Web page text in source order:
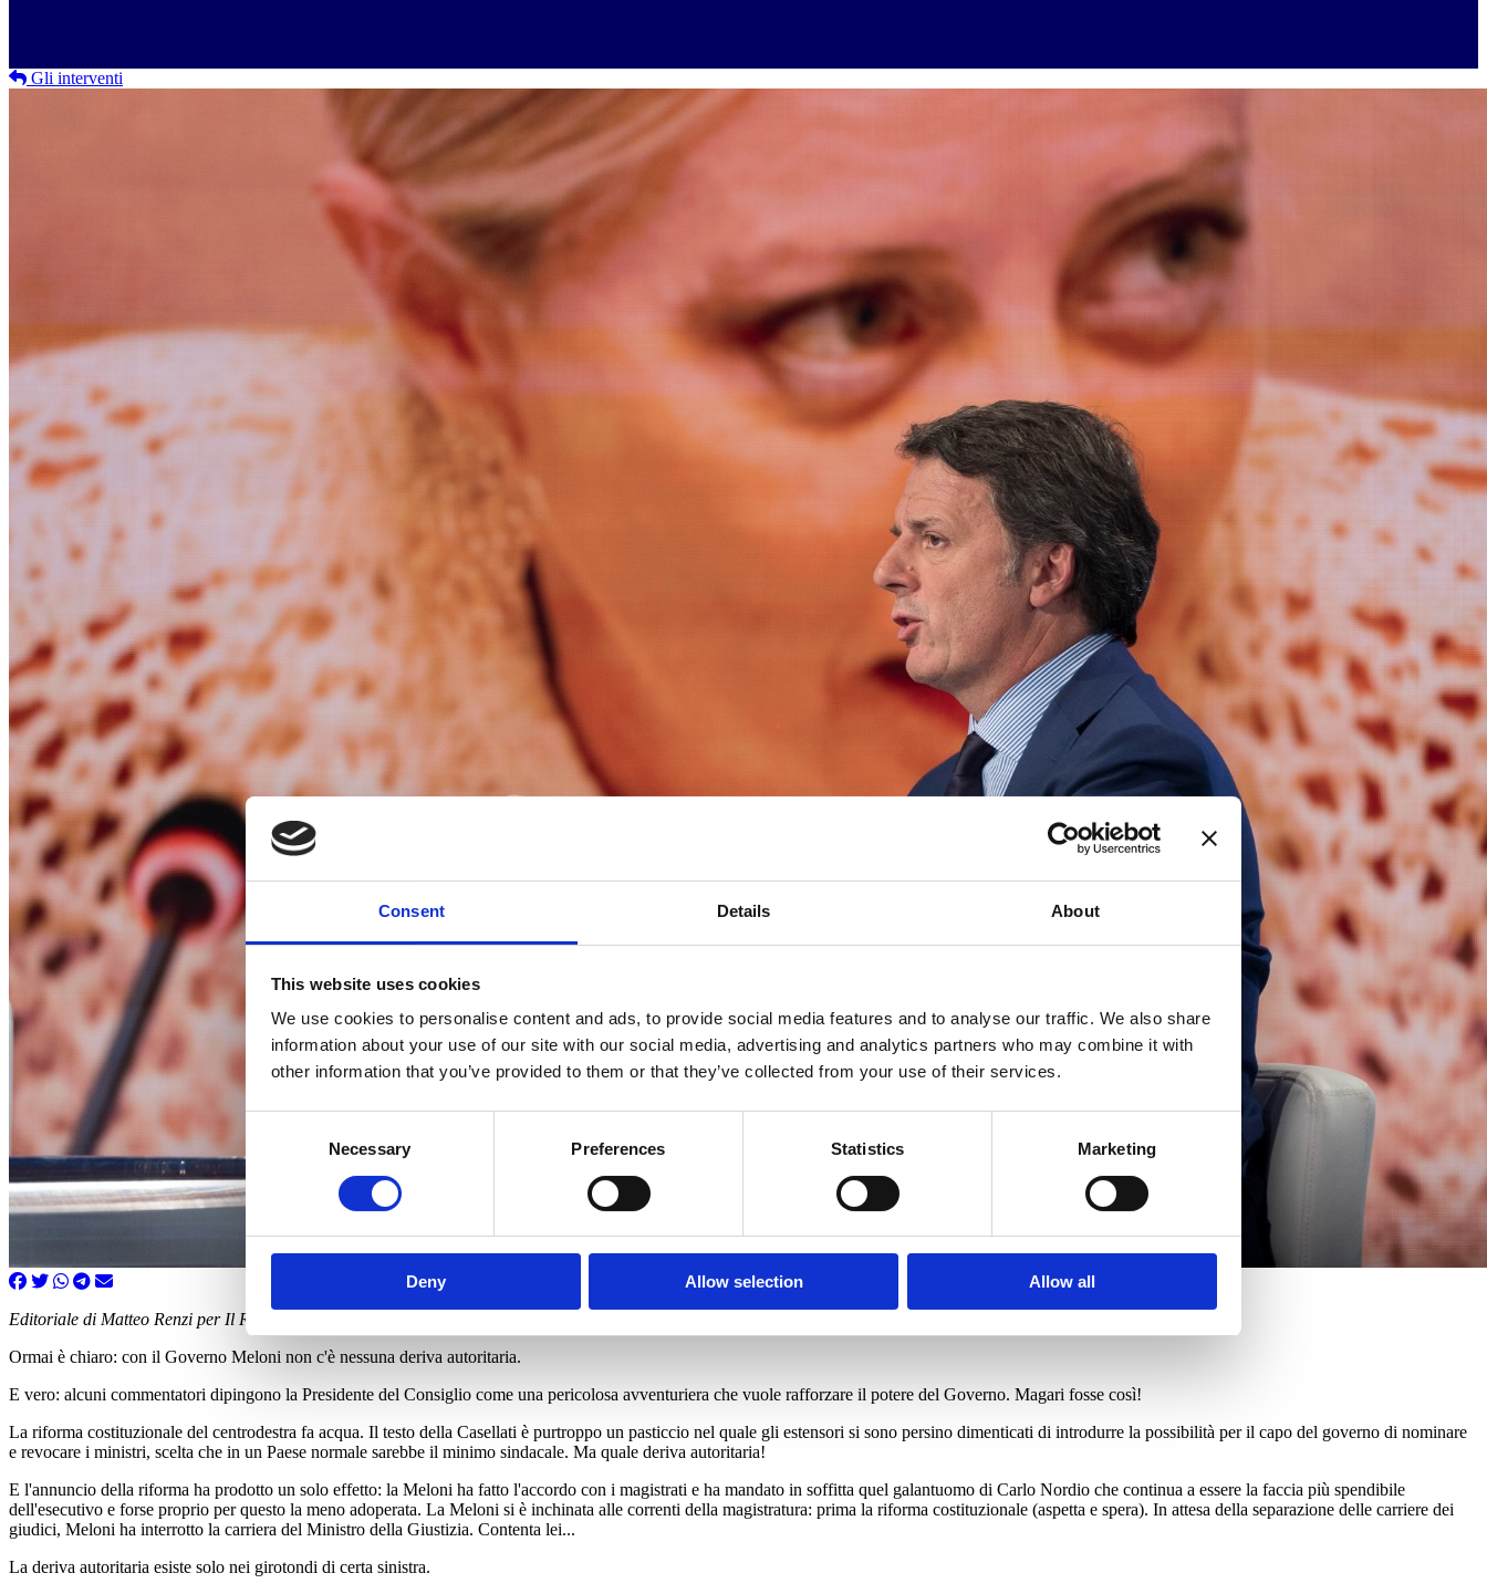
Consent Details About
This website uses cookies
We use cookies to personalise content and ads, to provide social media features and to analyse our traffic. We also share
information about your use of our site with our social media, advertising and analytics partners who may combine it with
other information that you’ve provided to them or that they’ve collected from your use of their services.
Necessary Preferences Statistics Marketing
Deny Allow selection Allow all
Gli interventi
Editoriale di Matteo Renzi per Il Riformista del 15-11-2023
Ormai è chiaro: con il Governo Meloni non c'è nessuna deriva autoritaria.
E vero: alcuni commentatori dipingono la Presidente del Consiglio come una pericolosa avventuriera che vuole rafforzare il potere del Governo. Magari fosse così!
La riforma costituzionale del centrodestra fa acqua. Il testo della Casellati è purtroppo un pasticcio nel quale gli estensori si sono persino dimenticati di introdurre la possibilità per il capo del governo di nominare
e revocare i ministri, scelta che in un Paese normale sarebbe il minimo sindacale. Ma quale deriva autoritaria!
E l'annuncio della riforma ha prodotto un solo effetto: la Meloni ha fatto l'accordo con i magistrati e ha mandato in soffitta quel galantuomo di Carlo Nordio che continua a essere la faccia più spendibile
dell'esecutivo e forse proprio per questo la meno adoperata. La Meloni si è inchinata alle correnti della magistratura: prima la riforma costituzionale (aspetta e spera). In attesa della separazione delle carriere dei
giudici, Meloni ha interrotto la carriera del Ministro della Giustizia. Contenta lei...
La deriva autoritaria esiste solo nei girotondi di certa sinistra.